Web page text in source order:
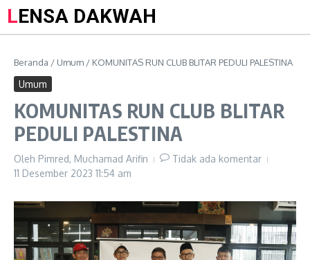
LENSA DAKWAH
Beranda / Umum / KOMUNITAS RUN CLUB BLITAR PEDULI PALESTINA
Umum
KOMUNITAS RUN CLUB BLITAR
PEDULI PALESTINA
Oleh Pimred, Muchamad Arifin
Tidak ada komentar
11 Desember 2023 11:54 am